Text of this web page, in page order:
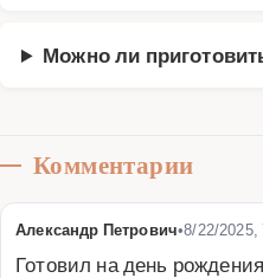
Можно ли
Комментарии
Александр Петрович•8/22/2025,
Готовил на день